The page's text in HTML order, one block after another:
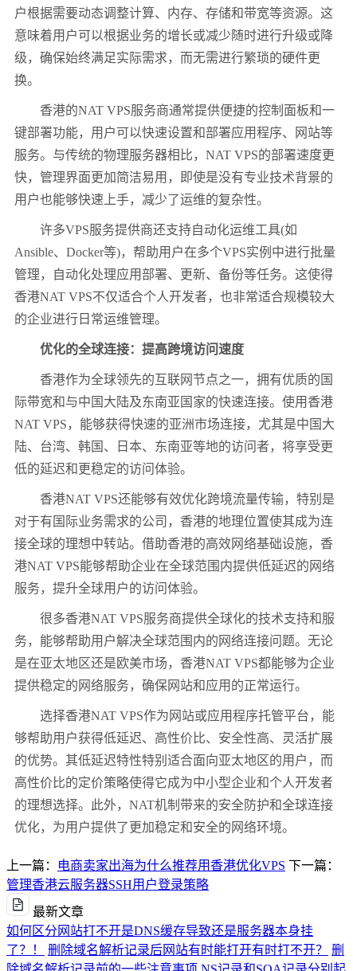
户根据需要动态调整计算、内存、存储和带宽等资源。这
意味着用户可以根据业务的增长或减少随时进行升级或降
级，确保始终满足实际需求，而无需进行繁琐的硬件更
换。
香港的NAT VPS服务商通常提供便捷的控制面板和一
键部署功能，用户可以快速设置和部署应用程序、网站等
服务。与传统的物理服务器相比，NAT VPS的部署速度更
快，管理界面更加简洁易用，即使是没有专业技术背景的
用户也能够快速上手，减少了运维的复杂性。
许多VPS服务提供商还支持自动化运维工具(如
Ansible、Docker等)，帮助用户在多个VPS实例中进行批量
管理，自动化处理应用部署、更新、备份等任务。这使得
香港NAT VPS不仅适合个人开发者，也非常适合规模较大
的企业进行日常运维管理。
优化的全球连接：提高跨境访问速度
香港作为全球领先的互联网节点之一，拥有优质的国
际带宽和与中国大陆及东南亚国家的快速连接。使用香港
NAT VPS，能够获得快速的亚洲市场连接，尤其是中国大
陆、台湾、韩国、日本、东南亚等地的访问者，将享受更
低的延迟和更稳定的访问体验。
香港NAT VPS还能够有效优化跨境流量传输，特别是
对于有国际业务需求的公司，香港的地理位置使其成为连
接全球的理想中转站。借助香港的高效网络基础设施，香
港NAT VPS能够帮助企业在全球范围内提供低延迟的网络
服务，提升全球用户的访问体验。
很多香港NAT VPS服务商提供全球化的技术支持和服
务，能够帮助用户解决全球范围内的网络连接问题。无论
是在亚太地区还是欧美市场，香港NAT VPS都能够为企业
提供稳定的网络服务，确保网站和应用的正常运行。
选择香港NAT VPS作为网站或应用程序托管平台，能
够帮助用户获得低延迟、高性价比、安全性高、灵活扩展
的优势。其低延迟特性特别适合面向亚太地区的用户，而
高性价比的定价策略使得它成为中小型企业和个人开发者
的理想选择。此外，NAT机制带来的安全防护和全球连接
优化，为用户提供了更加稳定和安全的网络环境。
上一篇： 电商卖家出海为什么推荐用香港优化VPS 下一篇：
管理香港云服务器SSH用户登录策略
最新文章
如何区分网站打不开是DNS缓存导致还是服务器本身挂
了？！
删除域名解析记录后网站有时能打开有时打不开？
删